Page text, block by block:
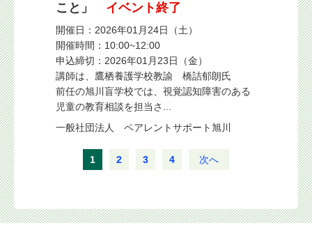
こと」
イベント終了
開催日：2026年01月24日（土）
開催時間：10:00~12:00
申込締切：2026年01月23日（金）
講師は、鷹栖養護学校教諭 橋詰郁朗氏
前任の旭川盲学校では、視覚認知障害のある
児童の教育相談を担当さ...
一般社団法人 ペアレントサポート旭川
1 2 3 4 次へ